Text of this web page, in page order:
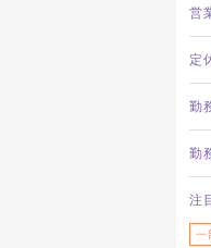
営
定
勤
勤
注
一